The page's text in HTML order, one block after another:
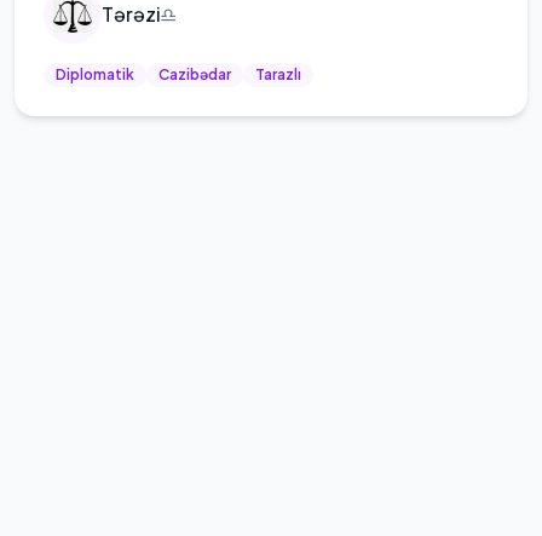
Tərəzi♎
Diplomatik Cazibədar Tarazlı